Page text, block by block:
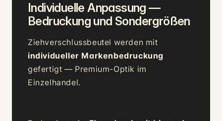
Individuelle Anpassung —
Bedruckung und Sondergrößen
Ziehverschlussbeutel werden mit
individueller Markenbedruckung
gefertigt — Premium-Optik im
Einzelhandel.